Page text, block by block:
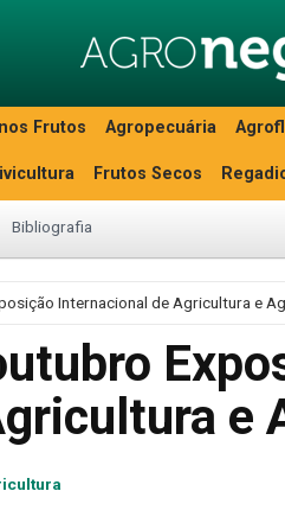
Frutos Agropecuária
Frutos Secos
Bibliografia
Internacional de Agricultura e
e